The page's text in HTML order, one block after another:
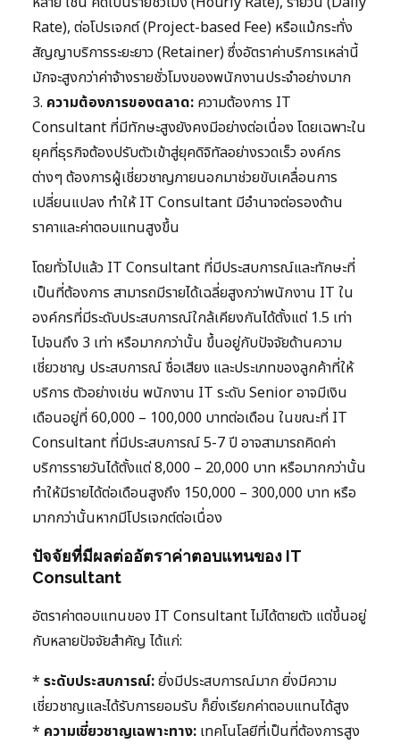
Rate), ต่อโปรเจกต์ (Project-based Fee) หรือแม้กระทั่ง
สัญญาบริการระยะยาว (Retainer) ซึ่งอัตราค่าบริการเหล่านี้
มักจะสูงกว่าค่าจ้างรายชั่วโมงของพนักงานประจำอย่างมาก
3. ความต้องการของตลาด: ความต้องการ IT
Consultant ที่มีทักษะสูงยังคงมีอย่างต่อเนื่อง โดยเฉพาะใน
ยุคที่ธุรกิจต้องปรับตัวเข้าสู่ยุคดิจิทัลอย่างรวดเร็ว องค์กร
ต่างๆ ต้องการผู้เชี่ยวชาญภายนอกมาช่วยขับเคลื่อนการ
เปลี่ยนแปลง ทำให้ IT Consultant มีอำนาจต่อรองด้าน
ราคาและค่าตอบแทนสูงขึ้น
โดยทั่วไปแล้ว IT Consultant ที่มีประสบการณ์และทักษะที่
เป็นที่ต้องการ สามารถมีรายได้เฉลี่ยสูงกว่าพนักงาน IT ใน
องค์กรที่มีระดับประสบการณ์ใกล้เคียงกันได้ตั้งแต่ 1.5 เท่า
ไปจนถึง 3 เท่า หรือมากกว่านั้น ขึ้นอยู่กับปัจจัยด้านความ
เชี่ยวชาญ ประสบการณ์ ชื่อเสียง และประเภทของลูกค้าที่ให้
บริการ ตัวอย่างเช่น พนักงาน IT ระดับ Senior อาจมีเงิน
เดือนอยู่ที่ 60,000 – 100,000 บาทต่อเดือน ในขณะที่ IT
Consultant ที่มีประสบการณ์ 5-7 ปี อาจสามารถคิดค่า
บริการรายวันได้ตั้งแต่ 8,000 – 20,000 บาท หรือมากกว่านั้น
ทำให้มีรายได้ต่อเดือนสูงถึง 150,000 – 300,000 บาท หรือ
มากกว่านั้นหากมีโปรเจกต์ต่อเนื่อง
ปัจจัยที่มีผลต่ออัตราค่าตอบแทนของ IT
Consultant
อัตราค่าตอบแทนของ IT Consultant ไม่ได้ตายตัว แต่ขึ้นอยู่
กับหลายปัจจัยสำคัญ ได้แก่:
* ระดับประสบการณ์:ยิ่งมีประสบการณ์มาก ยิ่งมีความ
เชี่ยวชาญและได้รับการยอมรับ ก็ยิ่งเรียกค่าตอบแทนได้สูง
* ความเชี่ยวชาญเฉพาะทาง: เทคโนโลยีที่เป็นที่ต้องการสูง